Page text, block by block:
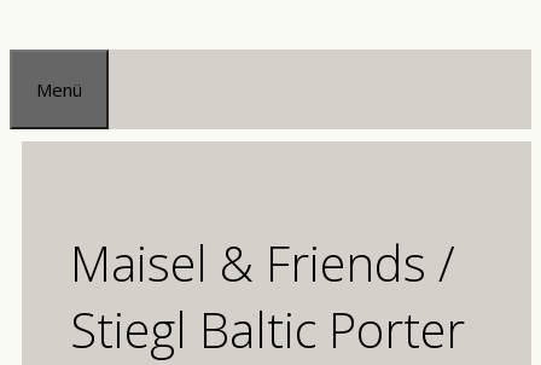
Zum
Inhalt
springen
Menü
Maisel & Friends /
Stiegl Baltic Porter